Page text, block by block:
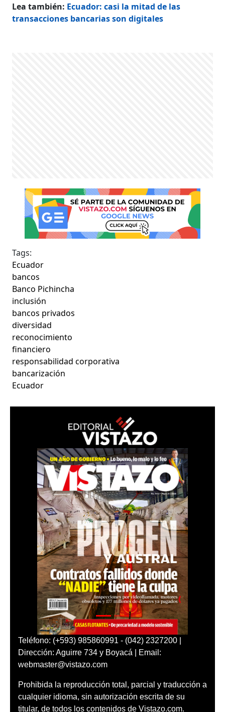
Lea también: Ecuador: casi la mitad de las
transacciones bancarias son digitales
Tags:
Ecuador
bancos
Banco Pichincha
inclusión
bancos privados
diversidad
reconocimiento
financiero
responsabilidad corporativa
bancarización
Ecuador
Teléfono: (+593) 985860991 - (042) 2327200 |
Dirección: Aguirre 734 y Boyacá | Email:
webmaster@vistazo.com
Prohibida la reproducción total, parcial y traducción a
cualquier idioma, sin autorización escrita de su
titular, de todos los contenidos de Vistazo.com.